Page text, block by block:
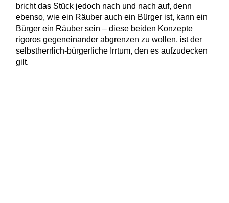
bricht das Stück jedoch nach und nach auf, denn
ebenso, wie ein Räuber auch ein Bürger ist, kann ein
Bürger ein Räuber sein – diese beiden Konzepte
rigoros gegeneinander abgrenzen zu wollen, ist der
selbstherrlich-bürgerliche Irrtum, den es aufzudecken
gilt.